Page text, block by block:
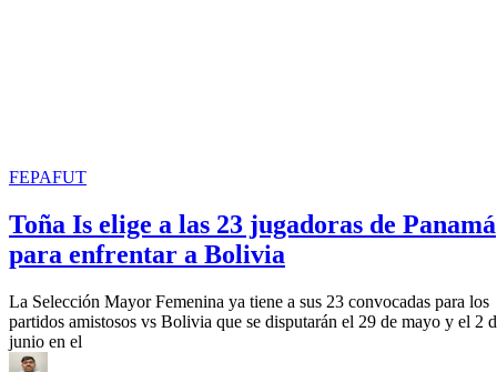
FEPAFUT
Toña Is elige a las 23 jugadoras de Panamá
para enfrentar a Bolivia
La Selección Mayor Femenina ya tiene a sus 23 convocadas para los
partidos amistosos vs Bolivia que se disputarán el 29 de mayo y el 2
junio en el